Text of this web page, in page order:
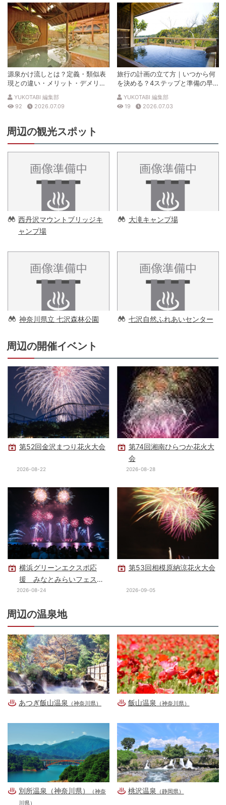
源泉かけ流しとは？定義・類似表
現との違い・メリット・デメリッ
トを解説
YUKOTABI 編集部
92
2026.07.09
旅行の計画の立て方｜いつから何
を決める？4ステップと準備の早
見表
YUKOTABI 編集部
19
2026.07.03
周辺の観光スポット
西丹沢マウントブリッジキ
ャンプ場
大滝キャンプ場
神奈川県立 七沢森林公園 七沢自然ふれあいセンター
周辺の開催イベント
第52回金沢まつり花火大会
2026-08-22
第74回湘南ひらつか花火大
会
2026-08-28
横浜グリーンエクスポ応
援 みなとみらいフェステ
ィバル
2026-08-24
第53回相模原納涼花火大会
2026-09-05
周辺の温泉地
あつぎ飯山温泉 （神奈川県） 飯山温泉 （神奈川県）
別所温泉（神奈川県）
（神奈
川県）
桃沢温泉 （静岡県）